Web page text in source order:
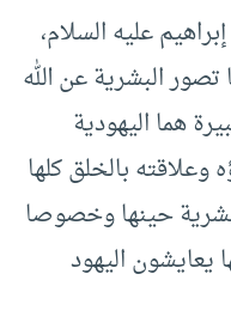
عليه السلام،
البشرية عن الله
هما اليهودية
وعلاقته بالخلق كلها
حينها وخصوصا
يعايشون اليهود